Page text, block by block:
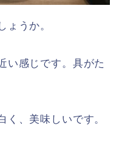
ょうか。
い感じです。具がた
く、美味しいです。